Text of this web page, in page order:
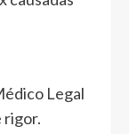
Legal
rigor.